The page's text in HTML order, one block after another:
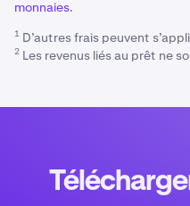
monnaies.
1 D’autres frais peuvent
2 Les revenus liés au prêt ne